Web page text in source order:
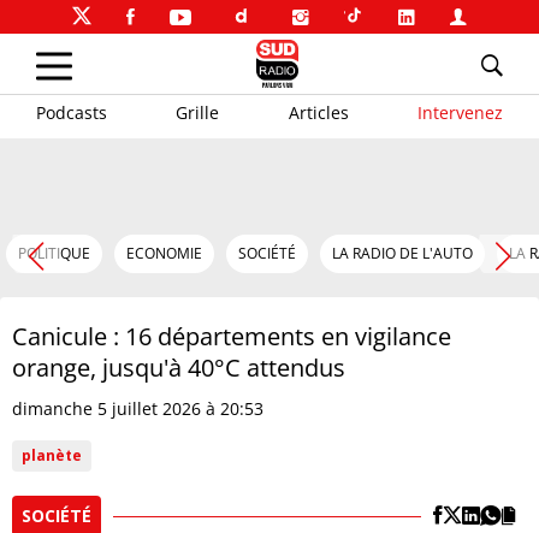
Podcasts Grille Articles Intervenez
POLITIQUE ECONOMIE SOCIÉTÉ LA RADIO DE L'AUTO LA
Canicule : 16 départements en vigilance
orange, jusqu'à 40°C attendus
dimanche 5 juillet 2026 à 20:53
planète
SOCIÉTÉ